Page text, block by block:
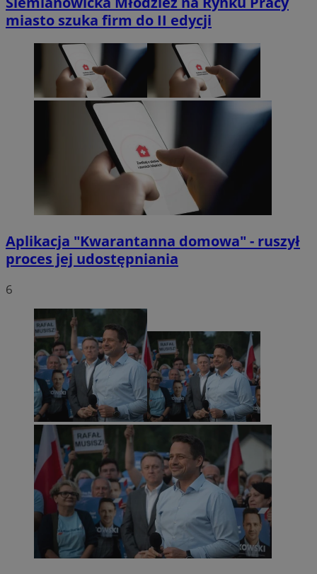
miasto szuka firm do II edycji
Aplikacja "Kwarantanna domowa" - ruszył
proces jej udostępniania
6